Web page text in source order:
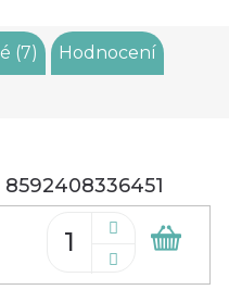
(7) Hodnocení
8592408336451